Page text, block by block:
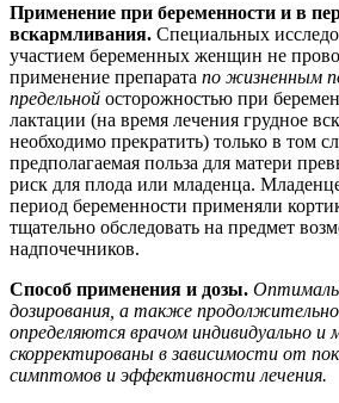
Применение при беременности и в
вскармливания. Специальных
участием беременных женщин не
применение препарата по жизненным
предельной осторожностью при
лактации (на время лечения грудное
необходимо прекратить) только в том
предполагаемая польза для матери
риск для плода или младенца.
период беременности применяли
тщательно обследовать на предмет
надпочечников.
Способ применения и дозы.
дозирования, а также
определяются врачом индивидуально
скорректированы в зависимости от
симптомов и эффективности лечения.